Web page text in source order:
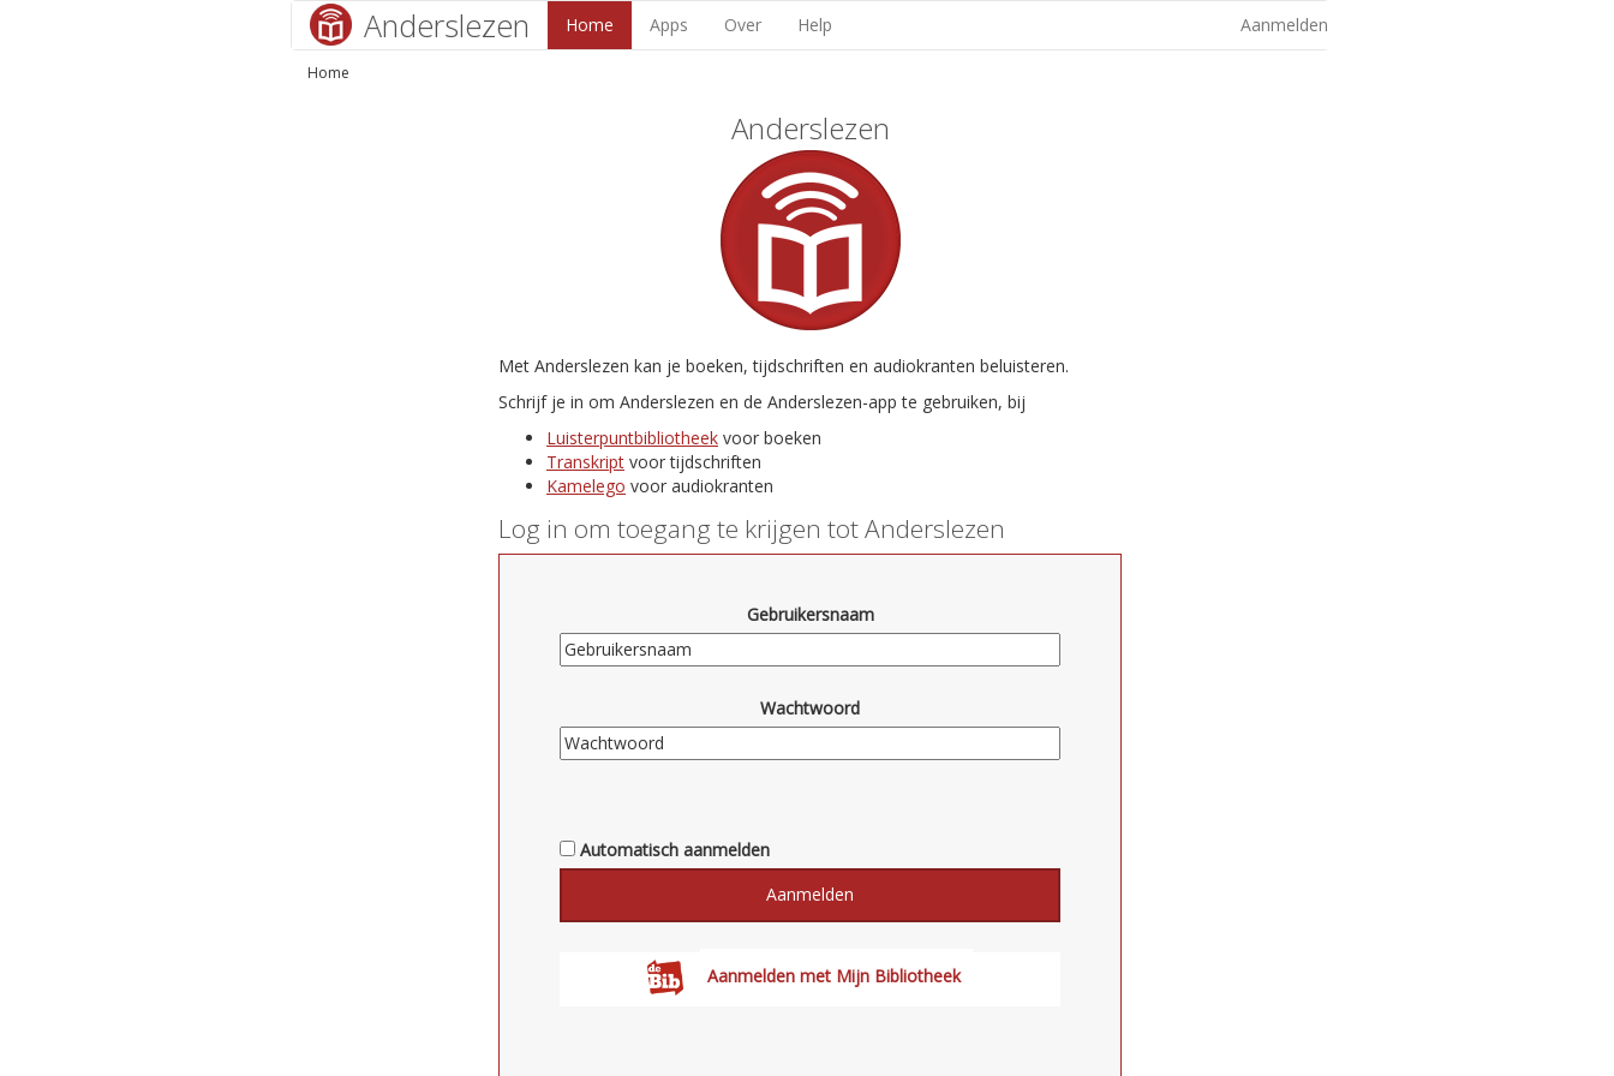
Anderslezen Home Apps Over Help Aanmelden
Home
Anderslezen
Met Anderslezen kan je boeken, tijdschriften en audiokranten beluisteren.
Schrijf je in om Anderslezen en de Anderslezen-app te gebruiken, bij
Luisterpuntbibliotheek voor boeken
Transkript voor tijdschriften
Kamelego voor audiokranten
Log in om toegang te krijgen tot Anderslezen
Gebruikersnaam
Wachtwoord
Automatisch aanmelden